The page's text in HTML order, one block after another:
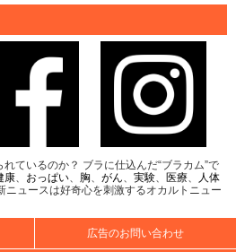
ているのか？ ブラに仕込んだ“ブラカム”で
康 おっぱい 胸 がん 実験 医療
人体
ニュースは好奇心を刺激するオカルトニュー
広告のお問い合わせ